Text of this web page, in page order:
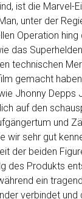
ist die Marvel-
unter der
Operation
das
technischen
gemacht
Jhonny
auf den
und
wir sehr gut
der beiden
des Produkts
ein
verbindet